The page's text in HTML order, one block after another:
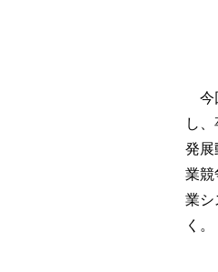
今
し
発展
業競
業シ
く。